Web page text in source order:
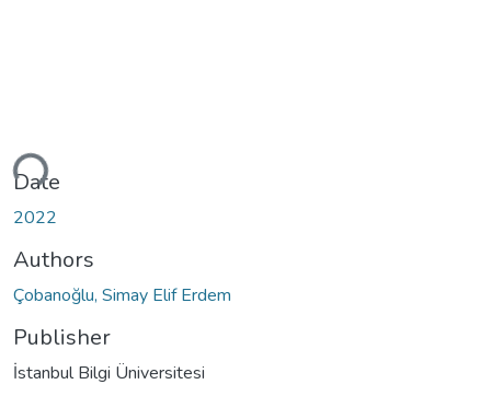
Date
2022
Authors
Çobanoğlu, Simay Elif Erdem
Publisher
İstanbul Bilgi Üniversitesi